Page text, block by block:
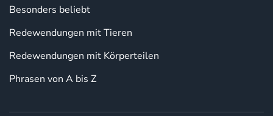
Besonders beliebt
Redewendungen mit Tieren
Redewendungen mit Körperteilen
Phrasen von A bis Z